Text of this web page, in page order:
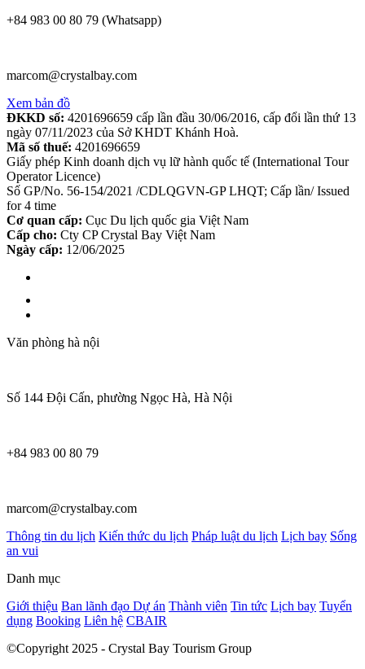
+84 983 00 80 79 (Whatsapp)
marcom@crystalbay.com
Xem bản đồ
ĐKKD số: 4201696659 cấp lần đầu 30/06/2016, cấp đổi lần thứ 13
ngày 07/11/2023 của Sở KHDT Khánh Hoà.
Mã số thuế: 4201696659
Giấy phép Kinh doanh dịch vụ lữ hành quốc tế (International Tour
Operator Licence)
Số GP/No. 56-154/2021 /CDLQGVN-GP LHQT; Cấp lần/ Issued
for 4 time
Cơ quan cấp: Cục Du lịch quốc gia Việt Nam
Cấp cho: Cty CP Crystal Bay Việt Nam
Ngày cấp: 12/06/2025
Văn phòng hà nội
Số 144 Đội Cấn, phường Ngọc Hà, Hà Nội
+84 983 00 80 79
marcom@crystalbay.com
Thông tin du lịch Kiến thức du lịch Pháp luật du lịch Lịch bay Sống
an vui
Danh mục
Giới thiệu Ban lãnh đạo Dự án Thành viên Tin tức Lịch bay Tuyển
dụng Booking Liên hệ CBAIR
©Copyright 2025 - Crystal Bay Tourism Group